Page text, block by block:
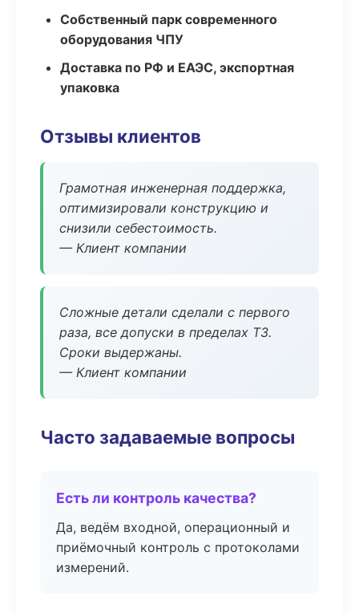
Собственный парк современного
оборудования ЧПУ
Доставка по РФ и ЕАЭС, экспортная
упаковка
Отзывы клиентов
Грамотная инженерная поддержка,
оптимизировали конструкцию и
снизили себестоимость.
— Клиент компании
Сложные детали сделали с первого
раза, все допуски в пределах ТЗ.
Сроки выдержаны.
— Клиент компании
Часто задаваемые вопросы
Есть ли контроль качества?
Да, ведём входной, операционный и
приёмочный контроль с протоколами
измерений.